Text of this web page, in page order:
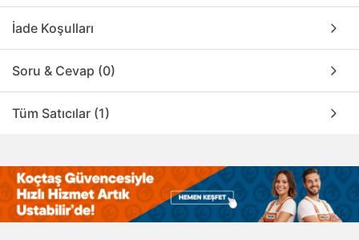
İade Koşulları
Soru & Cevap (0)
Tüm Satıcılar (1)